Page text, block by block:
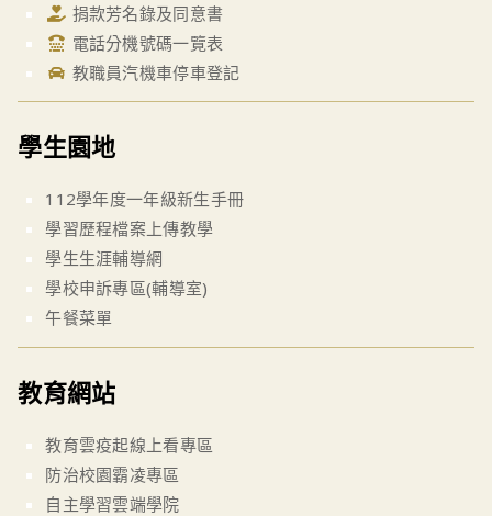
捐款芳名錄及同意書
電話分機號碼一覽表
教職員汽機車停車登記
學生園地
112學年度一年級新生手冊
學習歷程檔案上傳教學
學生生涯輔導網
學校申訴專區(輔導室)
午餐菜單
教育網站
教育雲疫起線上看專區
防治校園霸凌專區
自主學習雲端學院